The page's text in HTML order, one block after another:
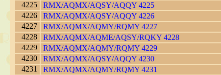
4225
RMX/AQMX/AQSY/AQQY 4225
4226
RMX/AQMX/AQSY/AQQY 4226
4227
RMX/AQMX/AQMY/RQMY 4227
4228
RMX/AQMX/AQME/AQSY/RQKY 4228
4229
RMX/AQMX/AQMY/RQMY 4229
4230
RMX/AQMX/AQSY/AQQY 4230
4231
RMX/AQMX/AQMY/RQMY 4231